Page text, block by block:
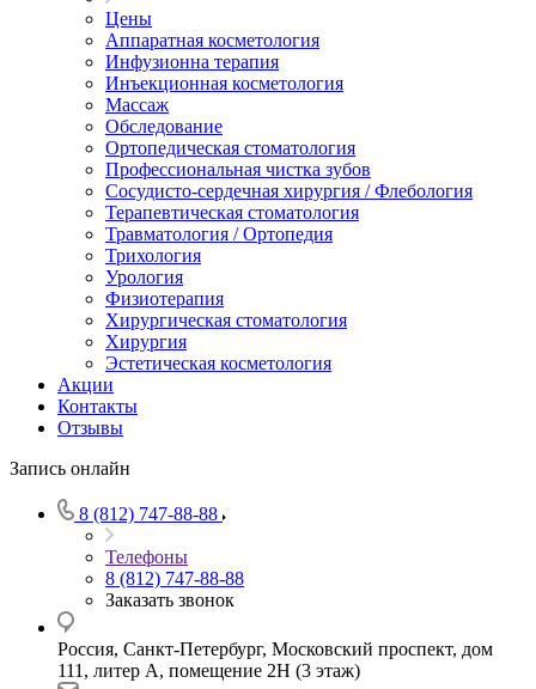
Цены
Аппаратная косметология
Инфузионна терапия
Инъекционная косметология
Массаж
Обследование
Ортопедическая стоматология
Профессиональная чистка зубов
Сосудисто-сердечная хирургия / Флебология
Терапевтическая стоматология
Травматология / Ортопедия
Трихология
Урология
Физиотерапия
Хирургическая стоматология
Хирургия
Эстетическая косметология
Акции
Контакты
Отзывы
Запись онлайн
8 (812) 747-88-88
Телефоны
8 (812) 747-88-88
Заказать звонок
Россия, Санкт-Петербург, Московский проспект, дом
111, литер А, помещение 2Н (3 этаж)